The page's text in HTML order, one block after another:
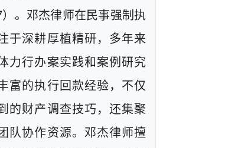
。邓杰律师在民事强制执
于深耕厚植精研，多年来
力行办案实践和案例研究
富的执行回款经验，不仅
的财产调查技巧，还集聚
队协作资源。邓杰律师擅